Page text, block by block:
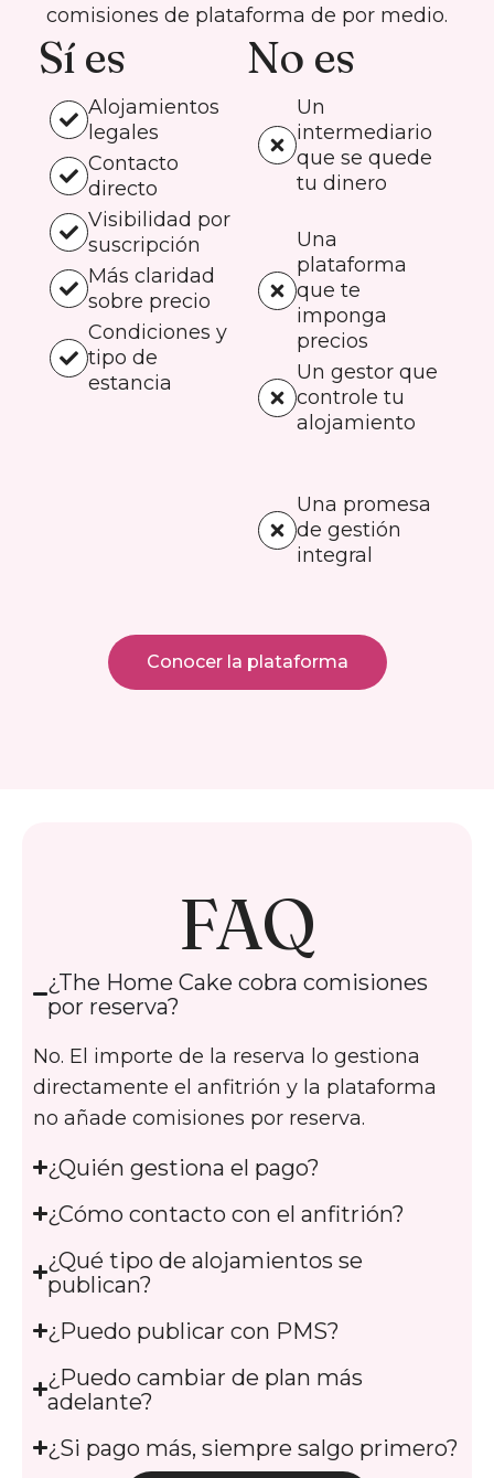
comisiones de plataforma de por medio.
Sí es
Alojamientos
legales
Contacto
directo
Visibilidad por
suscripción
Más claridad
sobre precio
Condiciones y
tipo de
estancia
No es
Un
intermediario
que se quede
tu dinero
Una
plataforma
que te
imponga
precios
Un gestor que
controle tu
alojamiento
Una promesa
de gestión
integral
Conocer la plataforma
FAQ
¿The Home Cake cobra comisiones
por reserva?
No. El importe de la reserva lo gestiona
directamente el anfitrión y la plataforma
no añade comisiones por reserva.
¿Quién gestiona el pago?
¿Cómo contacto con el anfitrión?
¿Qué tipo de alojamientos se
publican?
¿Puedo publicar con PMS?
¿Puedo cambiar de plan más
adelante?
¿Si pago más, siempre salgo primero?